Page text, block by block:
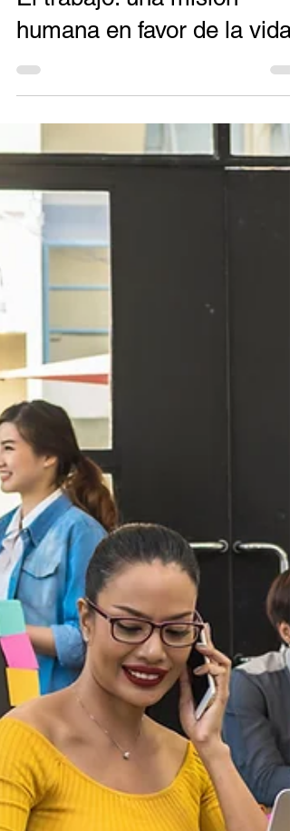
El trabajo: una misión
humana en favor de la vida.